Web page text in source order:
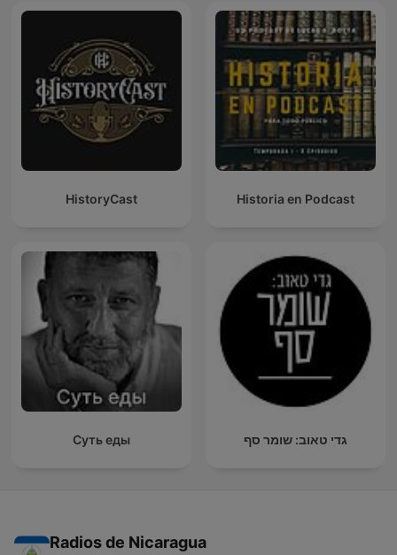
HistoryCast Historia en Podcast
Суть еды גדי טאוב: שומר סף
Radios de Nicaragua